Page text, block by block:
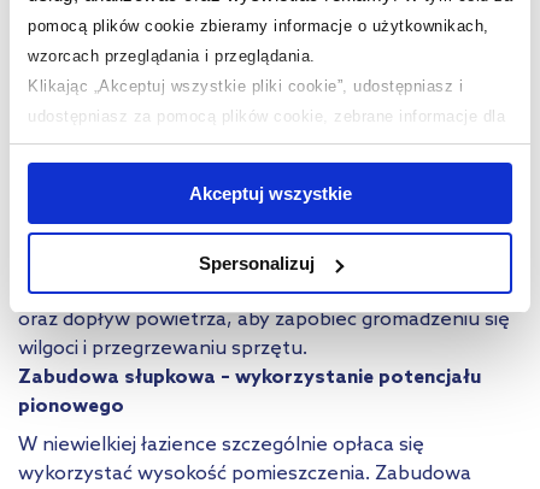
pomocą plików cookie zbieramy informacje o użytkownikach,
wzorcach przeglądania i przeglądania.
Klikając „Akceptuj wszystkie pliki cookie”, udostępniasz i
udostępniasz za pomocą plików cookie, zebrane informacje dla
użytkowników zewnętrznych, a także nasi partnerzy reklamowi.
jednak, że zablokowane niektóre pliki cookie mogą mieć wpływ
na sposób dostarczania treści niedostosowanych do potrzeb
Aby uzyskać więcej informacji na temat plików plików cookie,
kliknij „Ustawienia plików cookie”.Jeśli chcesz uzyskać więcej
informacji na temat plików cookie i tego, dlaczego ich przepisy,
przejdź do zakładek „Informacje o plikach cookie”.
Akceptuj wszystkie
Spersonalizuj
przechowywania. Zamontuj tam półki lub zamknięte
szafki na detergenty, ręczniki czy zapasowe kosmetyki.
Jeśli wnęka jest wysoka, zabudowę poprowadź aż do
sufitu – pozwoli to maksymalnie wykorzystać
dostępną przestrzeń.
meblowym, drzwiami przesuwnymi lub żaluzjami.
Systemy przesuwnesprawdzają się szczególnie
dobrze w małych pomieszczeniach
blokują przejścia. Zapewnij także dostęp do zaworów
oraz dopływ powietrza, aby zapobiec gromadzeniu się
wilgoci i przegrzewaniu sprzętu.
Zabudowa słupkowa – wykorzystanie potencjału
pionowego
W niewielkiej łazience szczególnie opłaca się
wykorzystać wysokość pomieszczenia. Zabudowa